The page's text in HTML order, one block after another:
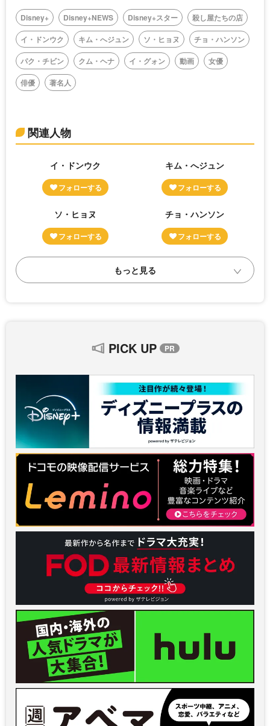
Disney+ Disney+NEWS Disney+スター
殺し屋たちの店
イ・ドンウク
キム・へジュン ソ・ヒョヌ
チョ・ハンソン
パク・チビン
クム・ヘナ イ・グォン 動画
女優
俳優
著名人
関連人物
イ・ドンウク キム・へジュン
ソ・ヒョヌ チョ・ハンソン
PICK UP